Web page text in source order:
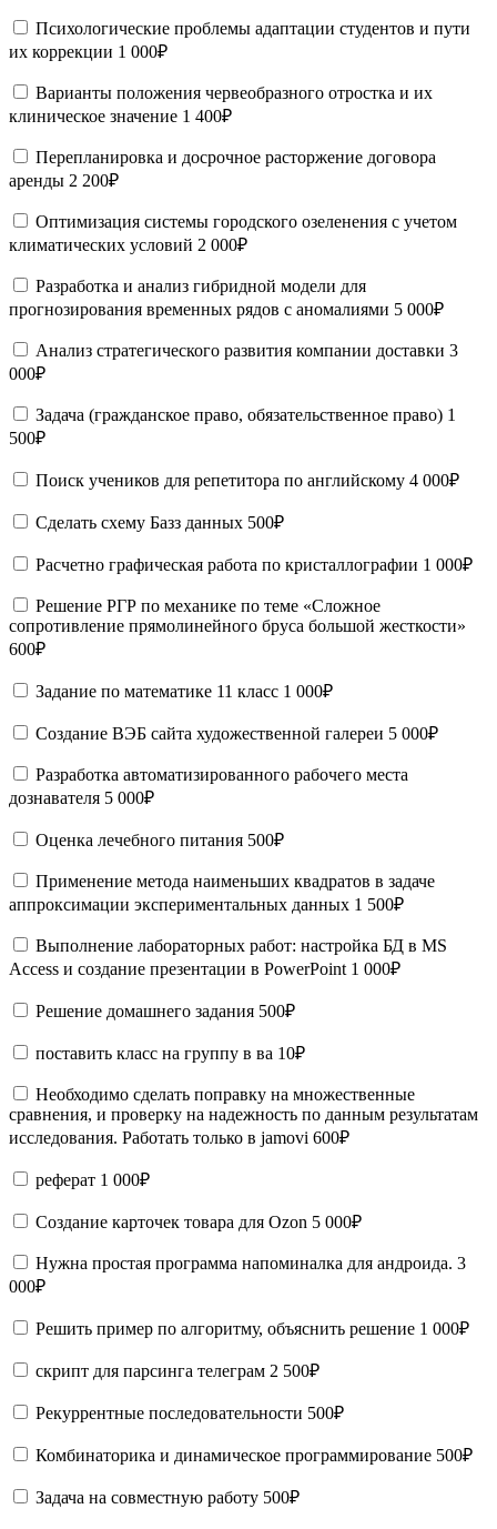
Психологические проблемы адаптации студентов и пути
их коррекции 1 000₽
Варианты положения червеобразного отростка и их
клиническое значение 1 400₽
Перепланировка и досрочное расторжение договора
аренды 2 200₽
Оптимизация системы городского озеленения с учетом
климатических условий 2 000₽
Разработка и анализ гибридной модели для
прогнозирования временных рядов с аномалиями 5 000₽
Анализ стратегического развития компании доставки 3
000₽
Задача (гражданское право, обязательственное право) 1
500₽
Поиск учеников для репетитора по английскому 4 000₽
Сделать схему Базз данных 500₽
Расчетно графическая работа по кристаллографии 1 000₽
Решение РГР по механике по теме «Сложное
сопротивление прямолинейного бруса большой жесткости»
600₽
Задание по математике 11 класс 1 000₽
Создание ВЭБ сайта художественной галереи 5 000₽
Разработка автоматизированного рабочего места
дознавателя 5 000₽
Оценка лечебного питания 500₽
Применение метода наименьших квадратов в задаче
аппроксимации экспериментальных данных 1 500₽
Выполнение лабораторных работ: настройка БД в MS
Access и создание презентации в PowerPoint 1 000₽
Решение домашнего задания 500₽
поставить класс на группу в ва 10₽
Необходимо сделать поправку на множественные
сравнения, и проверку на надежность по данным результатам
исследования. Работать только в jamovi 600₽
реферат 1 000₽
Создание карточек товара для Ozon 5 000₽
Нужна простая программа напоминалка для андроида. 3
000₽
Решить пример по алгоритму, объяснить решение 1 000₽
скрипт для парсинга телеграм 2 500₽
Рекуррентные последовательности 500₽
Комбинаторика и динамическое программирование 500₽
Задача на совместную работу 500₽